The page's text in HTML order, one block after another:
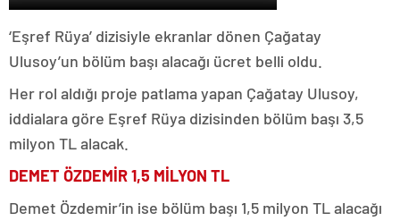
‘Eşref Rüya’ dizisiyle ekranlar dönen Çağatay
Ulusoy’un bölüm başı alacağı ücret belli oldu.
Her rol aldığı proje patlama yapan Çağatay Ulusoy,
iddialara göre Eşref Rüya dizisinden bölüm başı 3,5
milyon TL alacak.
DEMET ÖZDEMİR 1,5 MİLYON TL
Demet Özdemir’in ise bölüm başı 1,5 milyon TL alacağı